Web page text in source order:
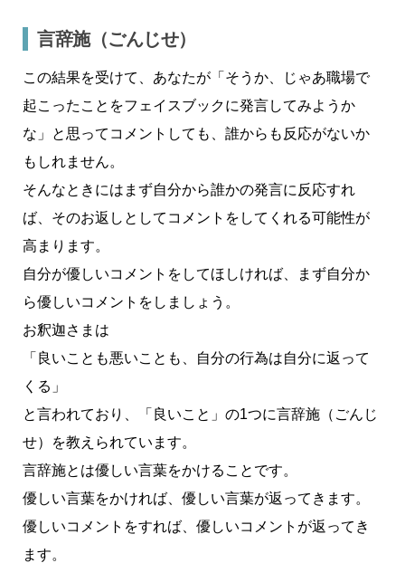
言辞施（ごんじせ）
この結果を受けて、あなたが「そうか、じゃあ職場で
起こったことをフェイスブックに発言してみようか
な」と思ってコメントしても、誰からも反応がないか
もしれません。
そんなときにはまず自分から誰かの発言に反応すれ
ば、そのお返しとしてコメントをしてくれる可能性が
高まります。
自分が優しいコメントをしてほしければ、まず自分か
ら優しいコメントをしましょう。
お釈迦さまは
「 良いことも悪いことも、自分の行為は自分に返って
くる 」
と言われており、「良いこと」の1つに言辞施 （ごんじ
せ）を教えられています。
言辞施とは優しい言葉をかけることです。
優しい言葉をかければ、優しい言葉が返ってきます。
優しいコメントをすれば、優しいコメントが返ってき
ます。